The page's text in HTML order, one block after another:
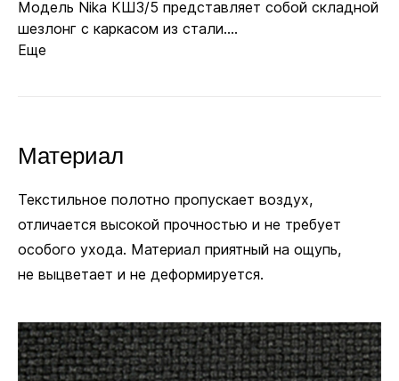
Модель Nika КШ3/5 представляет собой складной
шезлонг с каркасом из стали....
Еще
Материал
Текстильное полотно пропускает воздух,
отличается высокой прочностью и не требует
особого ухода. Материал приятный на ощупь,
не выцветает и не деформируется.